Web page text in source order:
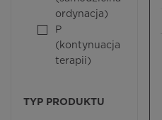
ordynacja)
P
(kontynuacja
terapii)
TYP PRODUKTU